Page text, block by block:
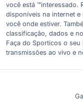
você está ™interessado.
disponíveis na internet e
você onde estiver.
classificação, dados e
Faça do Sporticos o
transmissões ao vivo e